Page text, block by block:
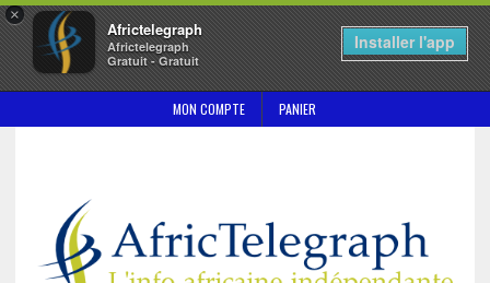
×
Africtelegraph
Africtelegraph
Gratuit - Gratuit
Installer l'app
MON COMPTE PANIER